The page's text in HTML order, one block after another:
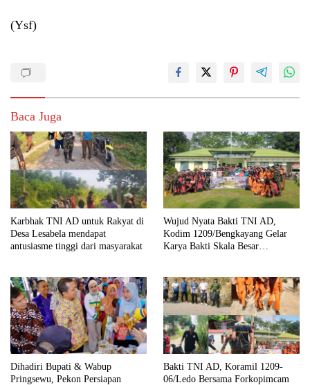
(Ysf)
Baca Juga
Karbhak TNI AD untuk Rakyat di
Desa Lesabela mendapat
antusiasme tinggi dari masyarakat
Wujud Nyata Bakti TNI AD,
Kodim 1209/Bengkayang Gelar
Karya Bakti Skala Besar
Dihadiri Bupati & Wabup
Pringsewu, Pekon Persiapan
Bakti TNI AD, Koramil 1209-
06/Ledo Bersama Forkopimcam